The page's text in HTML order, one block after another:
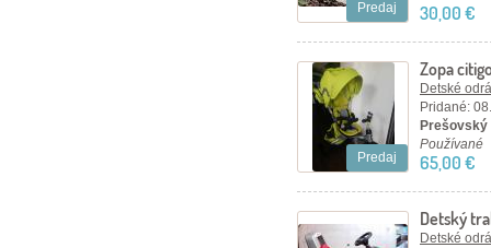
Predaj 30,00 €
Predaj
Zopa
Detské
Pridané:
Používané
65,00 €
Detský
Detské